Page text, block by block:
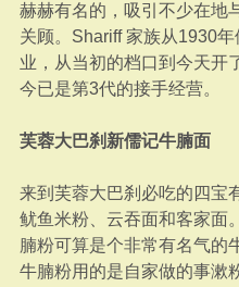
赫赫有名的，吸引不少在地
关顾。Shariff 家族从1930
业，从当初的档口到今天开
今已是第3代的接手经营。
芙蓉大巴刹新儒记牛腩面
来到芙蓉大巴刹必吃的四宝
鱿鱼米粉、云吞面和客家面
腩粉可算是个非常有名气的
牛腩粉用的是自家做的事漱